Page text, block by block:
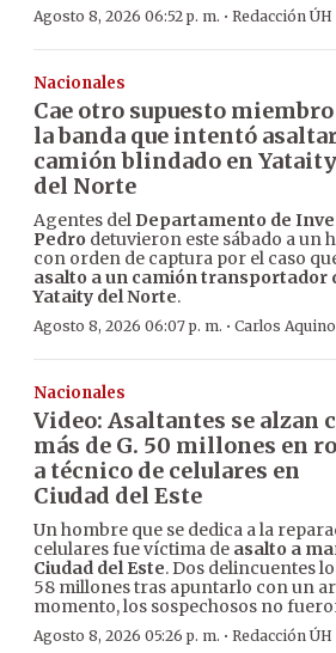
Agosto 8, 2026 06:52 p. m. · Redacción ÚH
Nacionales
Cae otro supuesto
la banda que intentó
camión blindado en Yataity
del Norte
Agentes del Departamento de
Pedro detuvieron este sábado a un
con orden de captura por el caso
asalto a un camión transportador
Yataity del Norte.
Agosto 8, 2026 06:07 p. m. · Carlos Aquino
Nacionales
Video: Asaltantes se alzan
más de G. 50 millones en
a técnico de celulares en
Ciudad del Este
Un hombre que se dedica a la
celulares fue víctima de asalto a
Ciudad del Este. Dos delincuentes
58 millones tras apuntarlo con un
momento, los sospechosos no
Agosto 8, 2026 05:26 p. m. · Redacción ÚH